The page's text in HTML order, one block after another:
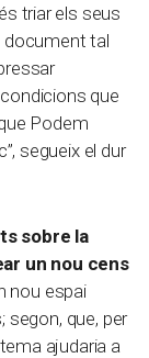
triar els seus
document tal
que
Podem
segueix el dur
sobre la
un nou cens
nou espai
segon, que, per
ajudaria a